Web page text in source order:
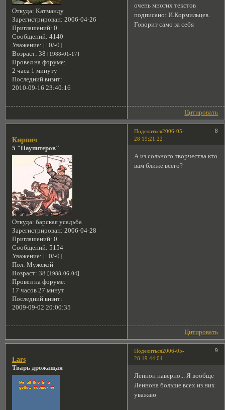
Откуда: Катманду
Зарегистрирован: 2006-04-26
Приглашений: 0
Сообщений: 4140
Уважение: [+0/-0]
Возраст: 38 [1988-01-17]
Провел на форуме:
2 часа 1 минуту
Последний визит:
2010-09-16 23:40:16
очень многих текстов
подписано: И.Кормильцев.
Говорит само за себя
Цитировать
Поделиться 8
2006-05-
28 19:21:22
Кирпич
5 "Наупитеров"
Откуда: барская усадьба
Зарегистрирован: 2006-04-28
Приглашений: 0
Сообщений: 5154
Уважение: [+0/-0]
Пол: Мужской
Возраст: 38 [1988-06-04]
Провел на форуме:
17 часов 27 минут
Последний визит:
2009-09-02 20:00:35
А из сольного творчества кто
вам ближе всего?
Цитировать
Поделиться 9
2006-05-
28 19:44:04
Lars
Тварь дрожащая
Леннон наверно... Я вообще
Леннона больше всех из них
уважаю